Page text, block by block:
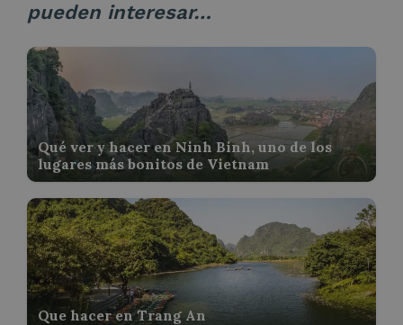
pueden interesar…
Qué ver y hacer en Ninh Binh, uno de los
lugares más bonitos de Vietnam
Que hacer en Trang An